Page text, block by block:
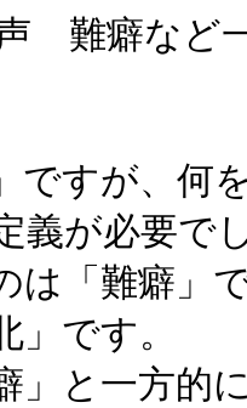
難癖など一
ですが、何
義が必要で
は「難癖」
」です。
」と一方的